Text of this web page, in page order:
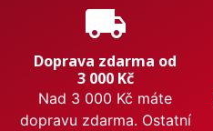
local_shipping
Doprava zdarma od
3 000 Kč
Nad 3 000 Kč máte
dopravu zdarma. Ostatní